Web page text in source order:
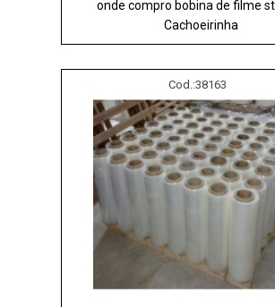
onde compro bobina de filme
Cachoeirinha
Cod.:38163